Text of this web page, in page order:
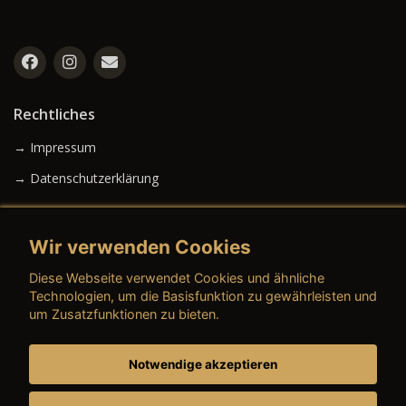
Rechtliches
→ Impressum
→ Datenschutzerklärung
→ AGB (Gebrauchtwagen)
→ AGB (Teile & Zubehör)
Wir verwenden Cookies
Diese Webseite verwendet Cookies und ähnliche
Technologien, um die Basisfunktion zu gewährleisten und
um Zusatzfunktionen zu bieten.
Notwendige akzeptieren